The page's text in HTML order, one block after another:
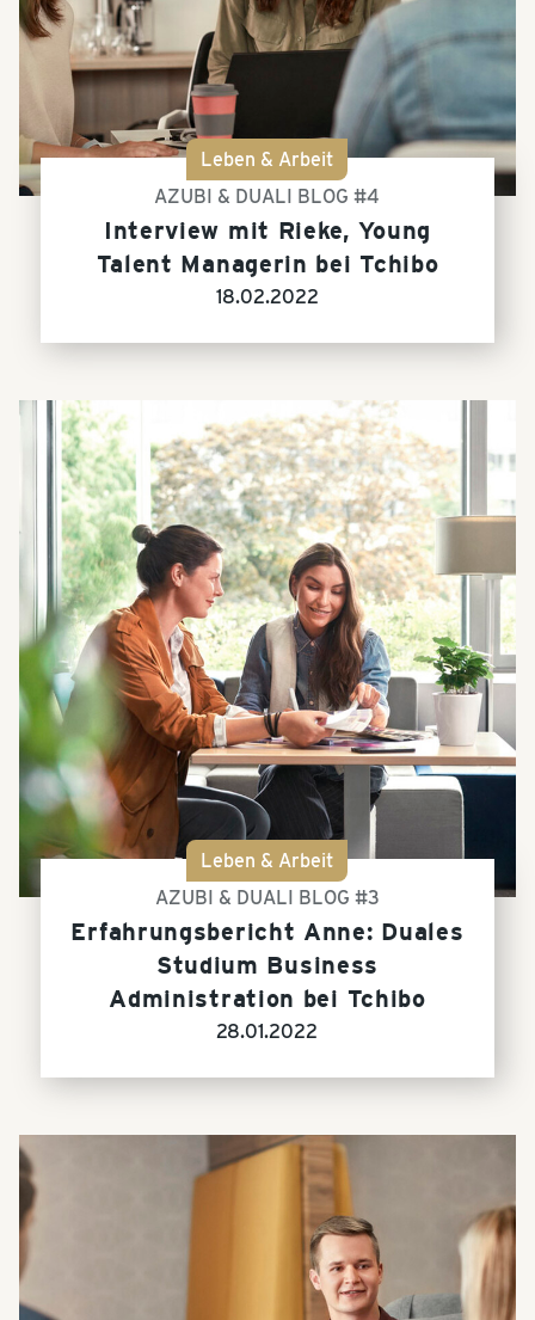
Leben & Arbeit
AZUBI & DUALI BLOG #4
Interview mit Rieke, Young
Talent Managerin bei Tchibo
18.02.2022
Leben & Arbeit
AZUBI & DUALI BLOG #3
Erfahrungsbericht Anne: Duales
Studium Business
Administration bei Tchibo
28.01.2022